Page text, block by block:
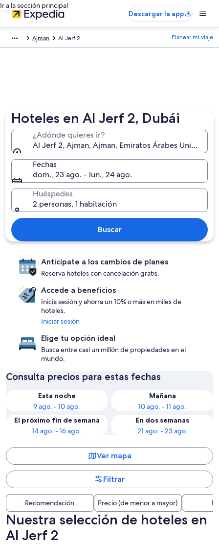
Ir a la sección principal
Descargar la app
Ajman Al Jerf 2 Planear mi viaje
Hoteles en Al Jerf 2, Dubái
¿Adónde quieres ir?
Al Jerf 2, Ajman, Ajman, Emiratos Árabes Unidos
Fechas
dom., 23 ago. - lun., 24 ago.
Huéspedes
2 personas, 1 habitación
Buscar
Anticípate a los cambios de planes
Reserva hoteles con cancelación gratis.
Accede a beneficios
Inicia sesión y ahorra un 10% o más en miles de
hoteles.
Iniciar sesión
Elige tu opción ideal
Busca entre casi un millón de propiedades en el
mundo.
Consulta precios para estas fechas
Esta noche
9 ago. - 10 ago.
Mañana
10 ago. - 11 ago.
El próximo fin de semana
14 ago. - 16 ago.
En dos semanas
21 ago. - 23 ago.
Ver mapa
Filtrar
Recomendación Precio (de menor a mayor)
Nuestra selección de hoteles en
Al Jerf 2